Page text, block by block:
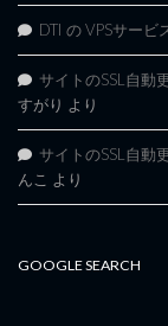
DTI の VPSサー
サイトのSSL自動
すがり より
サイトのSSL自動
んこ より
GOOGLE SEARCH